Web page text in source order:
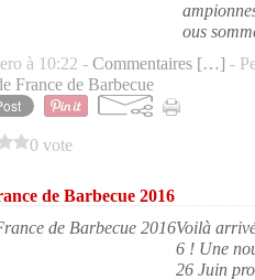
ous
à 10:22 - Commentaires […] -
France de Barbecue
0 vote
de Barbecue 2016
Voilà
6 ! Une
26 Juin